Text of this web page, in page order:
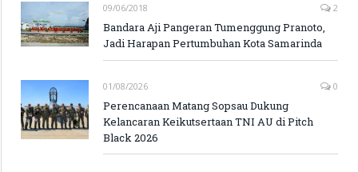
09/06/2018 2
Bandara Aji Pangeran Tumenggung Pranoto,
Jadi Harapan Pertumbuhan Kota Samarinda
01/08/2026 0
Perencanaan Matang Sopsau Dukung
Kelancaran Keikutsertaan TNI AU di Pitch
Black 2026